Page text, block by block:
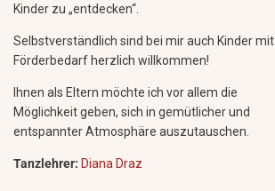
Kinder zu „entdecken“.
Selbstverständlich sind bei mir auch Kinder mit
Förderbedarf herzlich willkommen!
Ihnen als Eltern möchte ich vor allem die
Möglichkeit geben, sich in gemütlicher und
entspannter Atmosphäre auszutauschen.
Tanzlehrer: Diana Draz